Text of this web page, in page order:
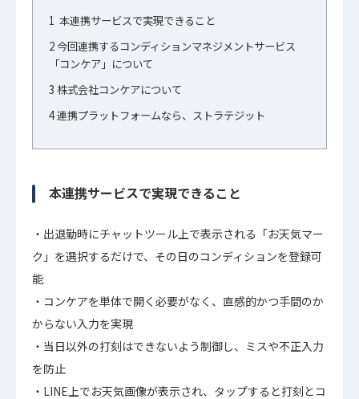
1 本連携サービスで実現できること
2今回連携するコンディションマネジメントサービス
「コンケア」について
3 株式会社コンケアについて
4連携プラットフォームなら、ストラテジット
本連携サービスで実現できること
出退勤時にチャットツール上で表示される「お天気マー
ク」を選択するだけで、その日のコンディションを登録可
能
コンケアを単体で開く必要がなく、直感的かつ手間のか
からない入力を実現
当日以外の打刻はできないよう制御し、ミスや不正入力
を防止
LINE上でお天気画像が表示され、タップすると打刻とコ